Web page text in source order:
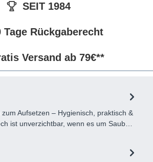
SEIT 1984
Tage Rückgaberecht
Versand ab 79€**
Aufsetzen – Hygienisch, praktisch &
ist unverzichtbar, wenn es um Saub…